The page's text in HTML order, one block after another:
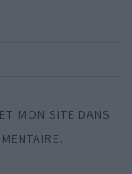
MON SITE DANS